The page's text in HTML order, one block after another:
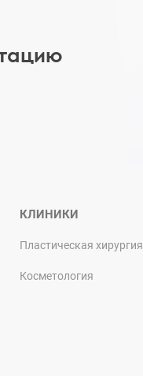
КЛИНИКИ
Пластическая хирургия
Косметология